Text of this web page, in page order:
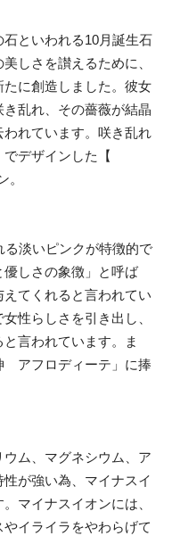
といわれる10月誕生石
しさを讃えるために、
に創造しました。彼女
乱れ、その薔薇が結晶
れています。咲き乱れ
デザインした【
。
る淡いピンクが特徴的で
しさの象徴」と呼ば
てくれると言われてい
性らしさを引き出し、
言われています。ま
アフロディーテ」に捧
ム、マグネシウム、ア
が強い為、マイナスイ
マイナスイオンには、
イライラをやわらげて